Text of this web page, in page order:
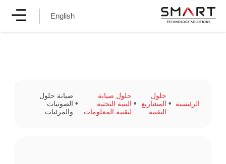
English
الرئيسية
حلول
المشاريع
التقنية
حلول صيانة
البنية التحتية
لتقنية المعلومات
صيانة حلول
الصوتيات
والمرئيات